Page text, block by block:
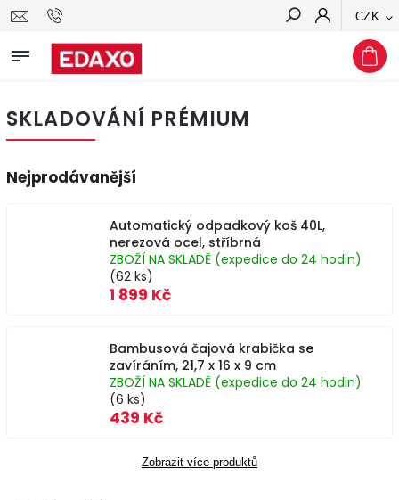
CZK
Hledat
SKLADOVÁNÍ PRÉMIUM
Nejprodávanější
Automatický odpadkový koš 40L,
nerezová ocel, stříbrná
ZBOŽÍ NA SKLADĚ (expedice do 24 hodin)
(62 ks)
1 899 Kč
Bambusová čajová krabička se
zavíráním, 21,7 x 16 x 9 cm
ZBOŽÍ NA SKLADĚ (expedice do 24 hodin)
(6 ks)
439 Kč
Zobrazit více produktů